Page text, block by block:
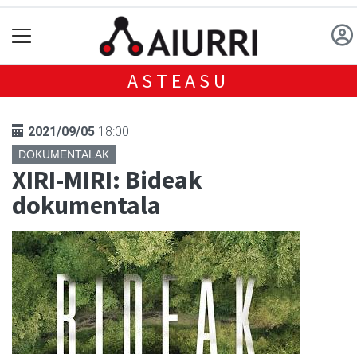
ASTEASU
2021/09/05 18:00
DOKUMENTALAK
XIRI-MIRI: Bideak
dokumentala